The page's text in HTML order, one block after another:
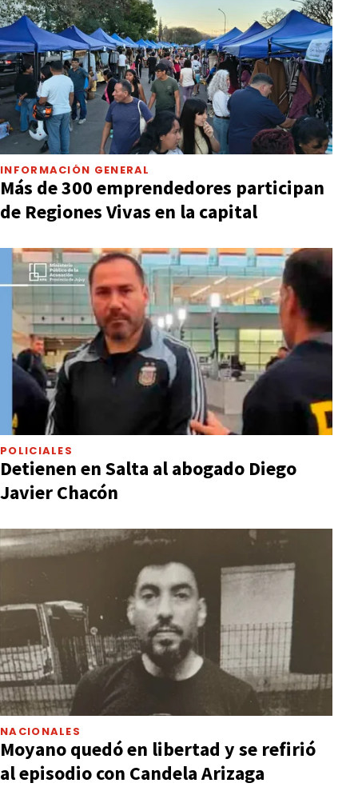
INFORMACIÓN GENERAL
Más de 300 emprendedores participan
de Regiones Vivas en la capital
POLICIALES
Detienen en Salta al abogado Diego
Javier Chacón
NACIONALES
Moyano quedó en libertad y se refirió
al episodio con Candela Arizaga